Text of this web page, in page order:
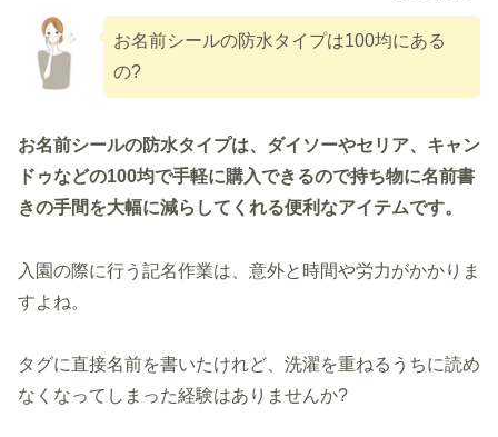
お名前シールの防水タイプは100均にある
の?
お名前シールの防水タイプは、ダイソーやセリア、キャン
ドゥなどの100均で手軽に購入できるので持ち物に名前書
きの手間を大幅に減らしてくれる便利なアイテムです。
入園の際に行う記名作業は、意外と時間や労力がかかりま
すよね。
タグに直接名前を書いたけれど、洗濯を重ねるうちに読め
なくなってしまった経験はありませんか?